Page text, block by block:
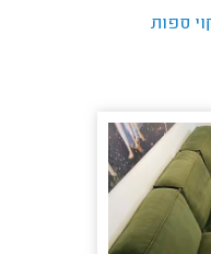
ספות